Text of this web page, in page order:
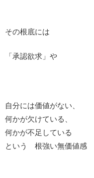
その根底には
「承認欲求」や
自分には価値がない、
何かが欠けている、
何かが不足している
という 根強い無価値感